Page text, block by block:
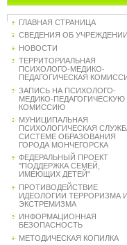
ГЛАВНАЯ СТРАНИЦА
СВЕДЕНИЯ ОБ УЧРЕЖДЕНИИ
НОВОСТИ
ТЕРРИТОРИАЛЬНАЯ
ПСИХОЛОГО-МЕДИКО-
ПЕДАГОГИЧЕСКАЯ
ЗАПИСЬ НА ПСИХОЛОГО-
МЕДИКО-ПЕДАГОГИЧЕСКУЮ
КОМИССИЮ
МУНИЦИПАЛЬНАЯ
ПСИХОЛОГИЧЕСКАЯ
СИСТЕМЕ ОБРАЗОВАНИЯ
ГОРОДА МОНЧЕГОРСКА
ФЕДЕРАЛЬНЫЙ ПРОЕКТ
"ПОДДЕРЖКА СЕМЕЙ,
ИМЕЮЩИХ ДЕТЕЙ"
ПРОТИВОДЕЙСТВИЕ
ИДЕОЛОГИИ ТЕРРОРИЗМА И
ЭКСТРЕМИЗМА
ИНФОРМАЦИОННАЯ
БЕЗОПАСНОСТЬ
МЕТОДИЧЕСКАЯ КОПИЛКА